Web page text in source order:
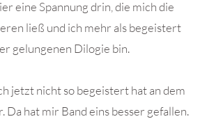
eine Spannung drin, die mich die
ließ und ich mehr als begeistert
gelungenen Dilogie bin.
jetzt nicht so begeistert hat an dem
Da hat mir Band eins besser gefallen.